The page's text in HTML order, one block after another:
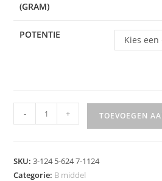
(GRAM)
POTENTIE Kies een
- + TOEVOEGEN
t
SKU:3-124 5-624 7-1124
Categorie: B middel